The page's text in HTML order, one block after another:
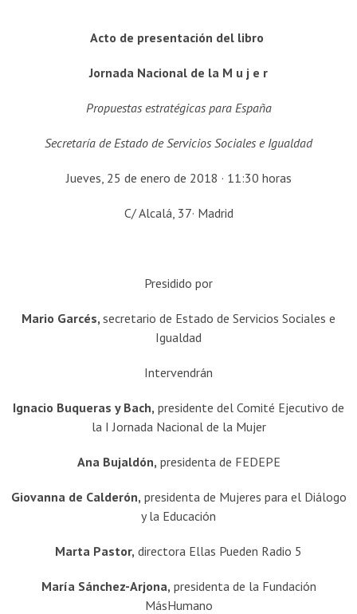
Acto de presentación del libro
Jornada Nacional de la M u j e r
Propuestas estratégicas para España
Secretaría de Estado de Servicios Sociales e Igualdad
Jueves, 25 de enero de 2018 · 11:30 horas
C/ Alcalá, 37· Madrid
Presidido por
Mario Garcés, secretario de Estado de Servicios Sociales e
Igualdad
Intervendrán
Ignacio Buqueras y Bach, presidente del Comité Ejecutivo de
la I Jornada Nacional de la Mujer
Ana Bujaldón, presidenta de FEDEPE
Giovanna de Calderón, presidenta de Mujeres para el Diálogo
y la Educación
Marta Pastor, directora Ellas Pueden Radio 5
María Sánchez-Arjona, presidenta de la Fundación
MásHumano